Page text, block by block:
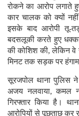
रोकने का आरोप लगाते
कार चालक को क्यों
इसके बाद आरोपी तू-
बदसलूकी करते हुए
की कोशिश की, लेकिन वे
मिनट तक सड़क पर
सूरजपोल थाना पुलिस ने
अजय नलवाया, कमल
गिरफ्तार किया है।
आरोपियों से पूछताछ कर